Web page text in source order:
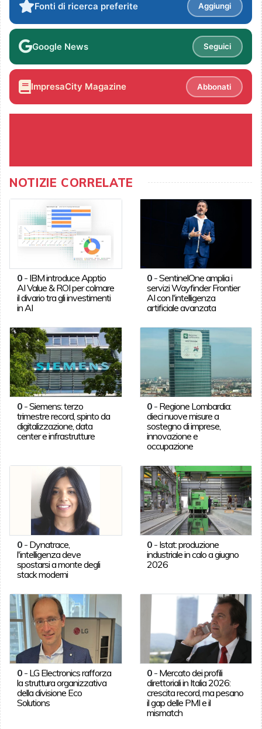
Fonti di ricerca preferite Aggiungi
Google News Seguici
ImpresaCity Magazine Abbonati
NOTIZIE CORRELATE
0- IBM introduce Apptio
AI Value & ROI per colmare
il divario tra gli investimenti
in AI
0 -SentinelOne amplia i
servizi Wayfinder Frontier
AI con l'intelligenza
artificiale avanzata
0-Siemens: terzo
trimestre record, spinto da
digitalizzazione, data
center e infrastrutture
0 - Regione Lombardia:
dieci nuove misure a
sostegno di imprese,
innovazione e
occupazione
0- Dynatrace,
l'intelligenza deve
spostarsi a monte degli
stack moderni
0 - Istat: produzione
industriale in calo a giugno
2026
0- LG Electronics rafforza
la struttura organizzativa
della divisione Eco
Solutions
0 - Mercato dei profili
direttoriali in Italia 2026:
crescita record, ma pesano
il gap delle PMI e il
mismatch